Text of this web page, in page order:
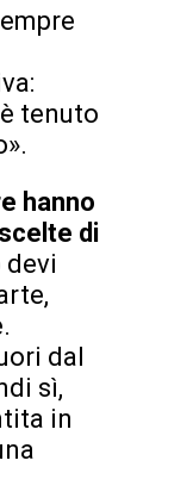
tenuto
hanno
di
devi
dal
sì,
in